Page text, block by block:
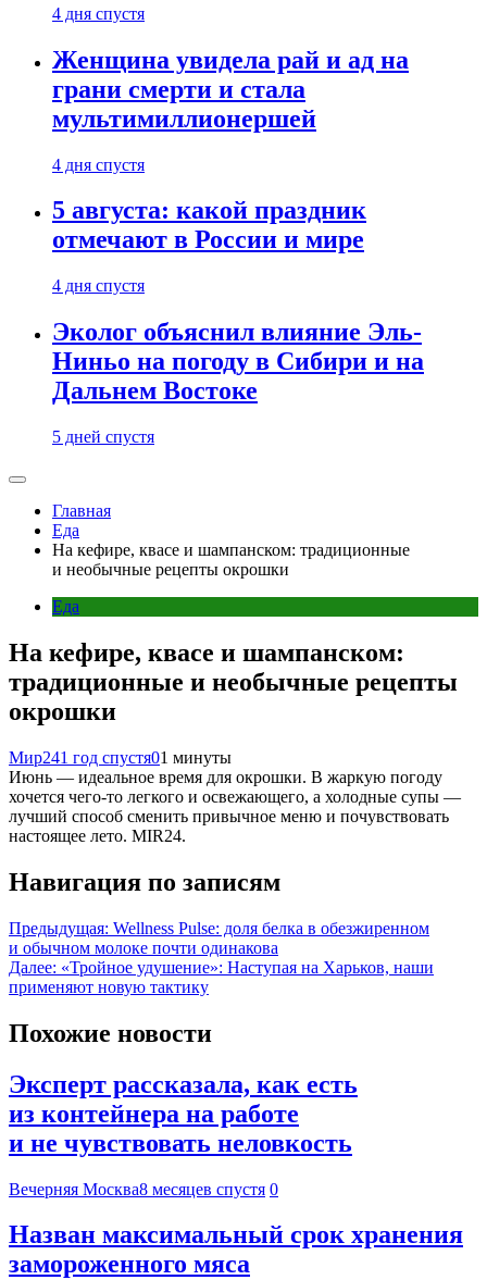
4 дня спустя
Женщина увидела рай и ад на
грани смерти и стала
мультимиллионершей
4 дня спустя
5 августа: какой праздник
отмечают в России и мире
4 дня спустя
Эколог объяснил влияние Эль-
Ниньо на погоду в Сибири и на
Дальнем Востоке
5 дней спустя
Главная
Еда
На кефире, квасе и шампанском: традиционные
и необычные рецепты окрошки
Еда
На кефире, квасе и шампанском:
традиционные и необычные рецепты
окрошки
Мир241 год спустя01 минуты
Июнь — идеальное время для окрошки. В жаркую погоду
хочется чего-то легкого и освежающего, а холодные супы —
лучший способ сменить привычное меню и почувствовать
настоящее лето. MIR24.
Навигация по записям
Предыдущая: Wellness Pulse: доля белка в обезжиренном
и обычном молоке почти одинакова
Далее: «Тройное удушение»: Наступая на Харьков, наши
применяют новую тактику
Похожие новости
Эксперт рассказала, как есть
из контейнера на работе
и не чувствовать неловкость
Вечерняя Москва8 месяцев спустя 0
Назван максимальный срок хранения
замороженного мяса